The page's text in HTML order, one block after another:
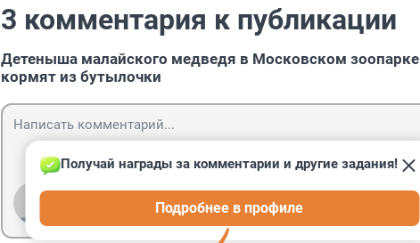
3 комментария к публикации
Детеныша малайского медведя в Московском зоопарке
кормят из бутылочки
Получай награды за комментарии и другие задания!
Подробнее в профиле